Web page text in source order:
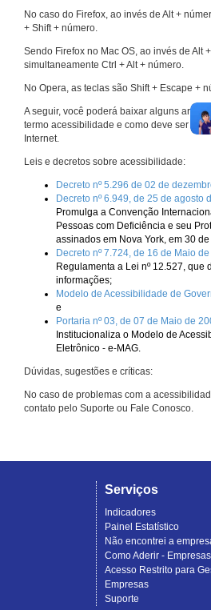
No caso do Firefox, ao invés de Alt +
+ Shift + número.
Sendo Firefox no Mac OS, ao invés de Alt
simultaneamente Ctrl + Alt + número.
No Opera, as teclas são Shift + Escape +
A seguir, você poderá baixar alguns
termo acessibilidade e como deve ser
Internet.
Leis e decretos sobre acessibilidade:
Decreto nº 5.296 de 02 de
Decreto nº 6.949, de 25 de agosto
Promulga a Convenção
Pessoas com Deficiência e seu
assinados em Nova York, em 30
Decreto nº 7.724, de 16 de Maio
Regulamenta a Lei nº 12.527, que
informações;
Modelo de Acessibilidade de
e
Portaria nº 03, de 07 de Maio de
Institucionaliza o Modelo de
Eletrônico - e-MAG.
Dúvidas, sugestões e críticas:
No caso de problemas com a
contato pelo Suporte ou Fale Conosco.
Serviços
Indicadores
Painel Estatístico
Não encontrei a
Como Aderir - Empresas
Acesso Restrito para
Empresas
Suporte